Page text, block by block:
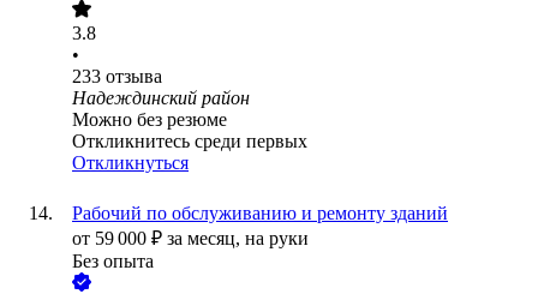
3.8
•
233 отзыва
Надеждинский район
Можно без резюме
Откликнитесь среди первых
Откликнуться
Рабочий по обслуживанию и ремонту зданий
от 59 000 ₽ за месяц, на руки
Без опыта